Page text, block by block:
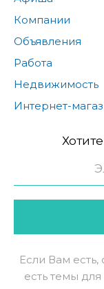
Компании
Объявления
Работа
Недвижимость
Интернет-
Если Вам
есть темы